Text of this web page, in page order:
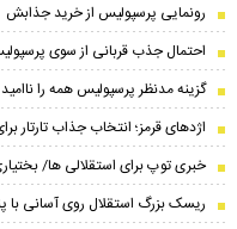
رونمایی پرسپولیس از خرید جذابش
احتمال جذب قربانی از سوی
گزینه مدنظر پرسپولیس همه را
اژدهای قرمز؛ انتخاب جذاب تارتار
خبری توپ برای استقلالی ها/
ریسک بزرگ استقلال روی آسانی با